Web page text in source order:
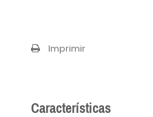
Imprimir
Características